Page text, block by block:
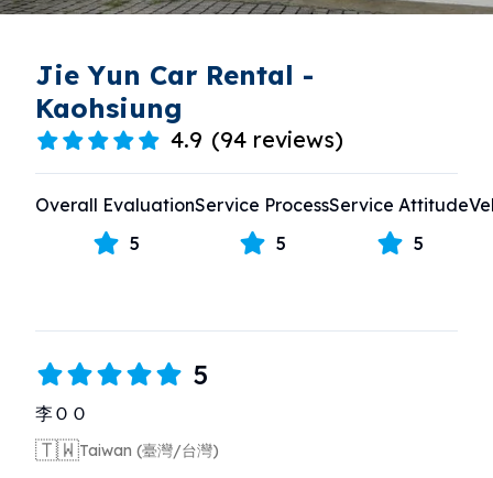
Jie Yun Car Rental -
Kaohsiung
4.9 (94 reviews)
Overall Evaluation
5
Service Process
5
Service Attitude
5
5
李ＯＯ
🇹🇼Taiwan (臺灣/台灣)